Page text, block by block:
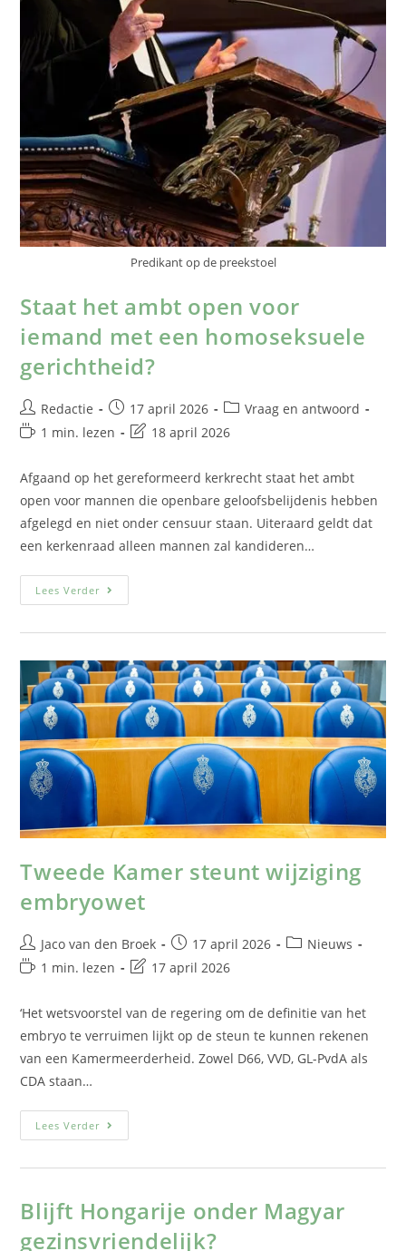
Predikant op de preekstoel
Staat het ambt open voor
iemand met een homoseksuele
gerichtheid?
Redactie 17 april 2026
Vraag en antwoord
1 min. lezen
18 april 2026
Afgaand op het gereformeerd kerkrecht staat het ambt
open voor mannen die openbare geloofsbelijdenis hebben
afgelegd en niet onder censuur staan. Uiteraard geldt dat
een kerkenraad alleen mannen zal kandideren…
Lees Verder
Tweede Kamer steunt wijziging
embryowet
Jaco van den Broek 17 april 2026
Nieuws
1 min. lezen
17 april 2026
‘Het wetsvoorstel van de regering om de definitie van het
embryo te verruimen lijkt op de steun te kunnen rekenen
van een Kamermeerderheid. Zowel D66, VVD, GL-PvdA als
CDA staan…
Lees Verder
Blijft Hongarije onder Magyar
gezinsvriendelijk?